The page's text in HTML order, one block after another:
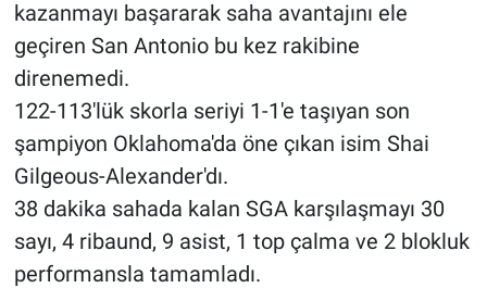
kazanmayı başararak saha avantajını ele
geçiren San Antonio bu kez rakibine
direnemedi.
122-113'lük skorla seriyi 1-1'e taşıyan son
şampiyon Oklahoma'da öne çıkan isim Shai
Gilgeous-Alexander'dı.
38 dakika sahada kalan SGA karşılaşmayı 30
sayı, 4 ribaund, 9 asist, 1 top çalma ve 2 blokluk
performansla tamamladı.